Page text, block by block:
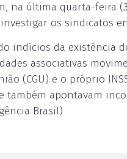
na última quarta-feira
os sindicatos
indícios da existência
associativas
(CGU) e o próprio
também apontavam
Brasil)